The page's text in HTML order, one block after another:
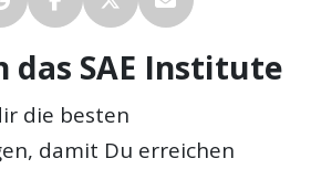
das SAE Institute
die besten
damit Du erreichen